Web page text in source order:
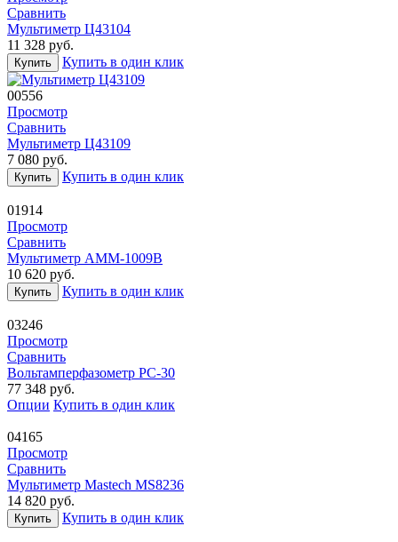
Сравнить
Мультиметр Ц43104
11 328 руб.
Купить Купить в один клик
00556
Просмотр
Сравнить
Мультиметр Ц43109
7 080 руб.
Купить Купить в один клик
01914
Просмотр
Сравнить
Мультиметр АММ-1009В
10 620 руб.
Купить Купить в один клик
03246
Просмотр
Сравнить
Вольтамперфазометр РС-30
77 348 руб.
Опции Купить в один клик
04165
Просмотр
Сравнить
Мультиметр Mastech MS8236
14 820 руб.
Купить Купить в один клик